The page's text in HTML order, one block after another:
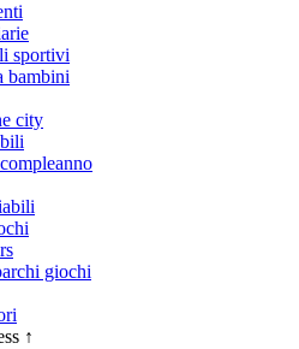
sportivi
bambini
city
giochi
↑